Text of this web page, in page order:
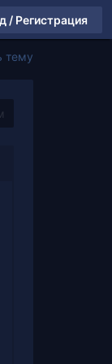
/ Регистрация
тему